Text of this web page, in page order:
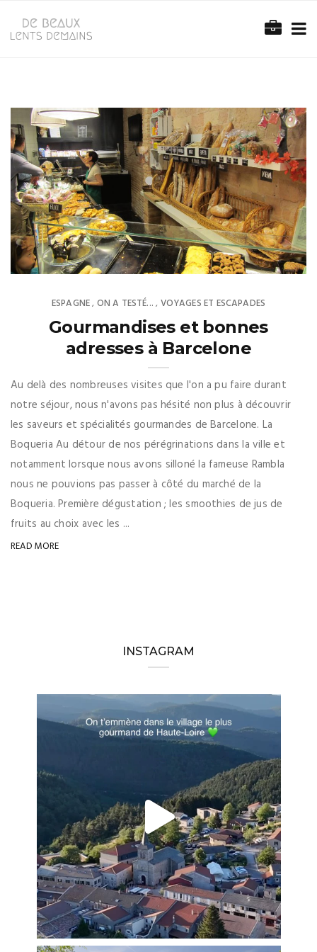
ESPAGNE, ON A TESTÉ... , VOYAGES ET ESCAPADES
Gourmandises et bonnes
adresses à Barcelone
Au delà des nombreuses visites que l'on a pu faire durant
notre séjour, nous n'avons pas hésité non plus à découvrir
les saveurs et spécialités gourmandes de Barcelone. La
Boqueria Au détour de nos pérégrinations dans la ville et
notamment lorsque nous avons silloné la fameuse Rambla
nous ne pouvions pas passer à côté du marché de la
Boqueria. Première dégustation ; les smoothies de jus de
fruits au choix avec les ...
READ MORE
INSTAGRAM